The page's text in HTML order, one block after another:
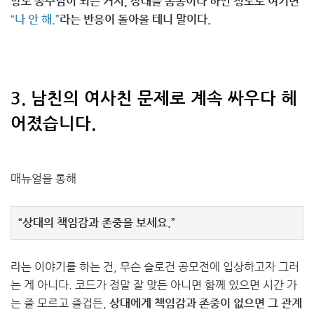
“나 안 해.”라는 반응이 돌아올 테니 말이다.
3. 남친의 여사친 문제로 계속 싸우다 헤
어졌습니다.
매뉴얼을 통해
“상대의 책임감과 존중을 보세요.”
라는 이야기를 하는 건, 무슨 슬로건 공모전에 입상하고자 그러
는 게 아니다. 코드가 정말 잘 맞든 아니면 함께 있으면 시간 가
는 줄 모르고 즐겁든, 상대에게 책임감과 존중이 없으면 그 관계